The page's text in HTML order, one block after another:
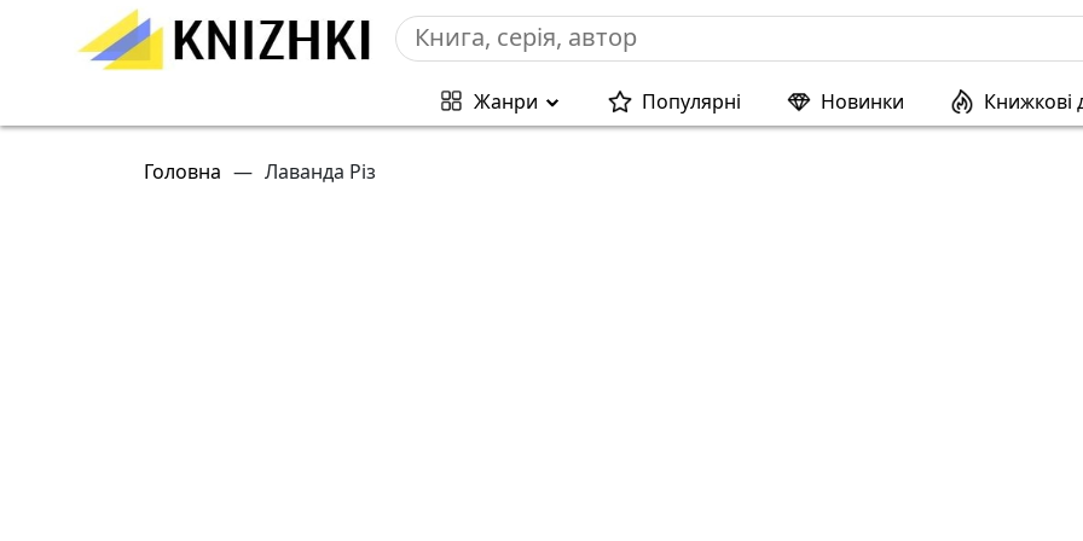
Жанри Популярні Новинки Книжкові
Головна — Лаванда Різ